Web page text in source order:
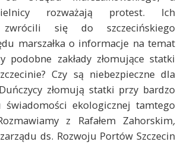
rozważają protest. Ich
zwrócili się do szczecińskiego
marszałka o informacje na temat
podobne zakłady złomujące statki
Czy są niebezpieczne dla
złomują statki przy bardzo
ekologicznej tamtego
z Rafałem Zahorskim,
ds. Rozwoju Portów Szczecin